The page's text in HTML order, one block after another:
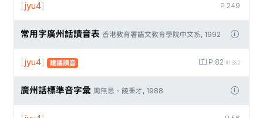
P.249
[jyu4]
常用字廣州話讀音表 香港教育署語文教育學院中文系, 1992
P.82 #1382
[jyu4] 建議讀音
廣州話標準音字彙 周無忌、饒秉才, 1988